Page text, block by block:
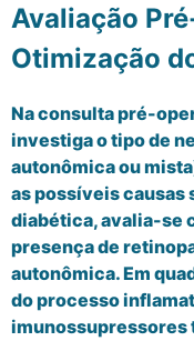
Avaliação
Otimização
Na consulta pré-
investiga o tipo de
autonômica ou
as possíveis causas
diabética, avalia-se
presença de
autonômica. Em
do processo
imunossupressores